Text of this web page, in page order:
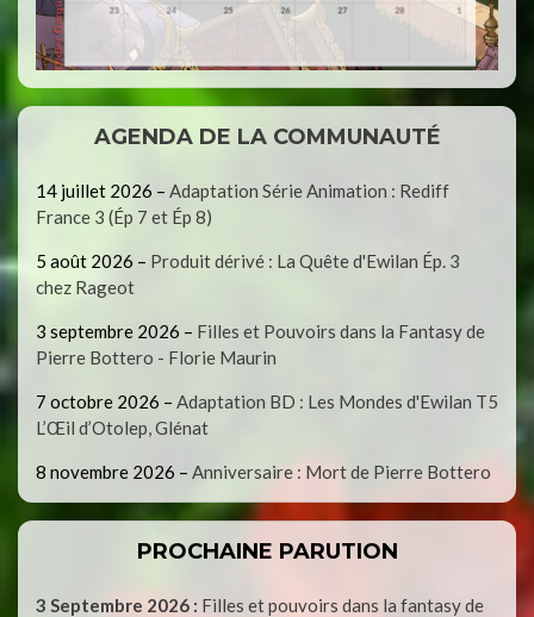
AGENDA DE LA COMMUNAUTÉ
14 juillet 2026 – Adaptation Série Animation : Rediff
France 3 (Ép 7 et Ép 8)
5 août 2026 – Produit dérivé : La Quête d'Ewilan Ép. 3
chez Rageot
3 septembre 2026 – Filles et Pouvoirs dans la Fantasy de
Pierre Bottero - Florie Maurin
7 octobre 2026 – Adaptation BD : Les Mondes d'Ewilan T5
L’Œil d’Otolep, Glénat
8 novembre 2026 – Anniversaire : Mort de Pierre Bottero
PROCHAINE PARUTION
3 Septembre 2026 : Filles et pouvoirs dans la fantasy de